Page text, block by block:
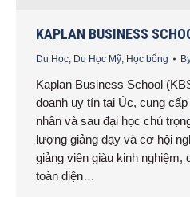
KAPLAN BUSINESS
Du Học Du Học Mỹ Học bổng
Kaplan Business School
doanh uy tín tại Úc, cung
nhân và sau đại học chú
lượng giảng dạy và cơ hội
giảng viên giàu kinh nghiệm,
toàn diện…